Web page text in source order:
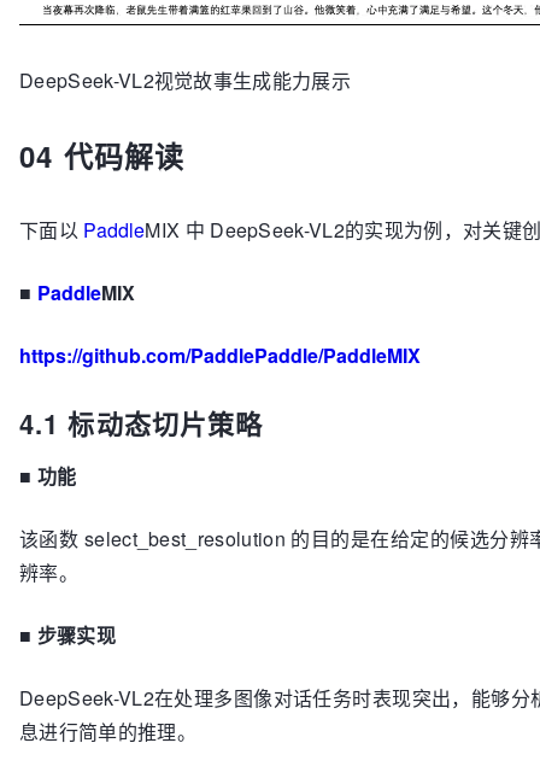
DeepSeek-VL2视觉故事生成能力展示
04 代码解读
下面以 PaddleMIX 中 DeepSeek-VL2的实现为例，对关键
■ PaddleMIX
https://github.com/PaddlePaddle/PaddleMIX
4.1 标动态切片策略
■ 功能
该函数 select_best_resolution 的目的是在给定的候选分
辨率。
■ 步骤实现
DeepSeek-VL2在处理多图像对话任务时表现突出，能够
息进行简单的推理。